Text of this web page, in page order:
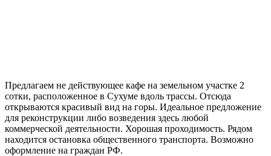
Предлагаем не действующее кафе на земельном участке 2
сотки, расположенное в Сухуме вдоль трассы. Отсюда
открываются красивый вид на горы. Идеальное предложение
для реконструкции либо возведения здесь любой
коммерческой деятельности. Хорошая проходимость. Рядом
находится остановка общественного транспорта. Возможно
оформление на граждан РФ.